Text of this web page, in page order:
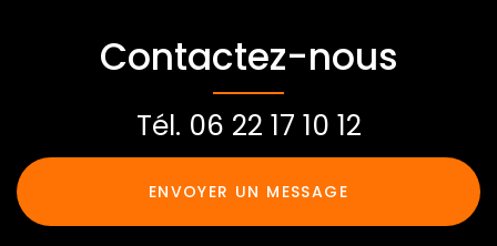
Contactez-nous
Tél. 06 22 17 10 12
ENVOYER UN MESSAGE